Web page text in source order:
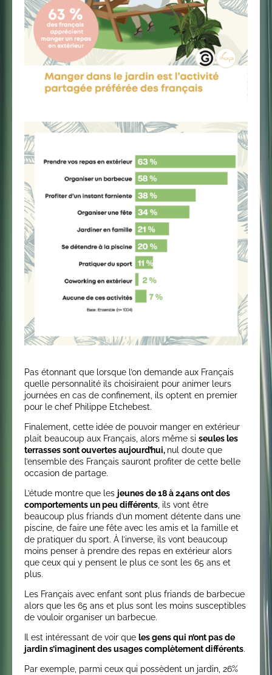
Pas étonnant que lorsque l’on demande aux Français
quelle personnalité ils choisiraient pour animer leurs
journées en cas de confinement, ils optent en premier
pour le chef Philippe Etchebest.
Finalement, cette idée de pouvoir manger en extérieur
plait beaucoup aux Français, alors même si seules les
terrasses sont ouvertes aujourd’hui, nul doute que
l’ensemble des Français sauront profiter de cette belle
occasion de partage.
L’étude montre que les jeunes de 18 à 24ans ont des
comportements un peu différents, ils vont être
beaucoup plus friands d’un moment détente dans une
piscine, de faire une fête avec les amis et la famille et
de pratiquer du sport. À l’inverse, ils vont beaucoup
moins penser à prendre des repas en extérieur alors
que ceux qui y pensent le plus ce sont les 65 ans et
plus.
Les Français avec enfant sont plus friands de barbecue
alors que les 65 ans et plus sont les moins susceptibles
de vouloir organiser un barbecue.
Il est intéressant de voir que les gens qui n’ont pas de
jardin s’imaginent des usages complètement différents.
Par exemple, parmi ceux qui possèdent un jardin, 26%